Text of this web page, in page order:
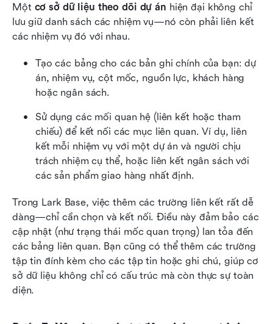
Một cơ sở dữ liệu theo dõi dự án hiện đại không chỉ
lưu giữ danh sách các nhiệm vụ—nó còn phải liên kết
các nhiệm vụ đó với nhau.
Tạo các bảng cho các bản ghi chính của bạn: dự
án, nhiệm vụ, cột mốc, nguồn lực, khách hàng
hoặc ngân sách.
Sử dụng các mối quan hệ (liên kết hoặc tham
chiếu) để kết nối các mục liên quan. Ví dụ, liên
kết mỗi nhiệm vụ với một dự án và người chịu
trách nhiệm cụ thể, hoặc liên kết ngân sách với
các sản phẩm giao hàng nhất định.
Trong Lark Base, việc thêm các trường liên kết rất dễ
dàng—chỉ cần chọn và kết nối. Điều này đảm bảo các
cập nhật (như trạng thái mốc quan trọng) lan tỏa đến
các bảng liên quan. Bạn cũng có thể thêm các trường
tập tin đính kèm cho các tập tin hoặc ghi chú, giúp cơ
sở dữ liệu không chỉ có cấu trúc mà còn thực sự toàn
diện.